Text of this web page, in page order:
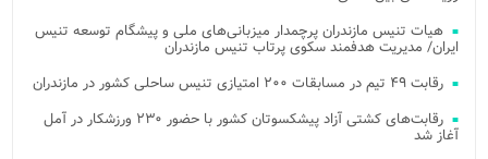
هیات تنیس مازندران پرچمدار میزبانی‌های ملی و پیشگام توسعه تنیس
ایران/ مدیریت هدفمند سکوی پرتاب تنیس مازندران
رقابت ۴۹ تیم در مسابقات ۲۰۰ امتیازی تنیس ساحلی کشور در مازندران
رقابت‌های کشتی آزاد پیشکسوتان کشور با حضور ۲۳۰ ورزشکار در آمل
آغاز شد